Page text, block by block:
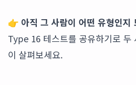
👉 아직 그 사람이 어떤 유형인지
Type 16 테스트를 공유하기로 두
이 살펴보세요.